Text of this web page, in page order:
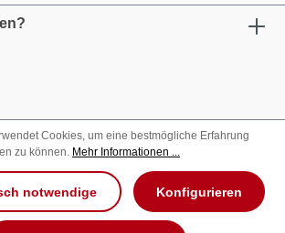
Cookies, um eine bestmögliche Erfahrung
zu können. Mehr Informationen ...
notwendige Konfigurieren